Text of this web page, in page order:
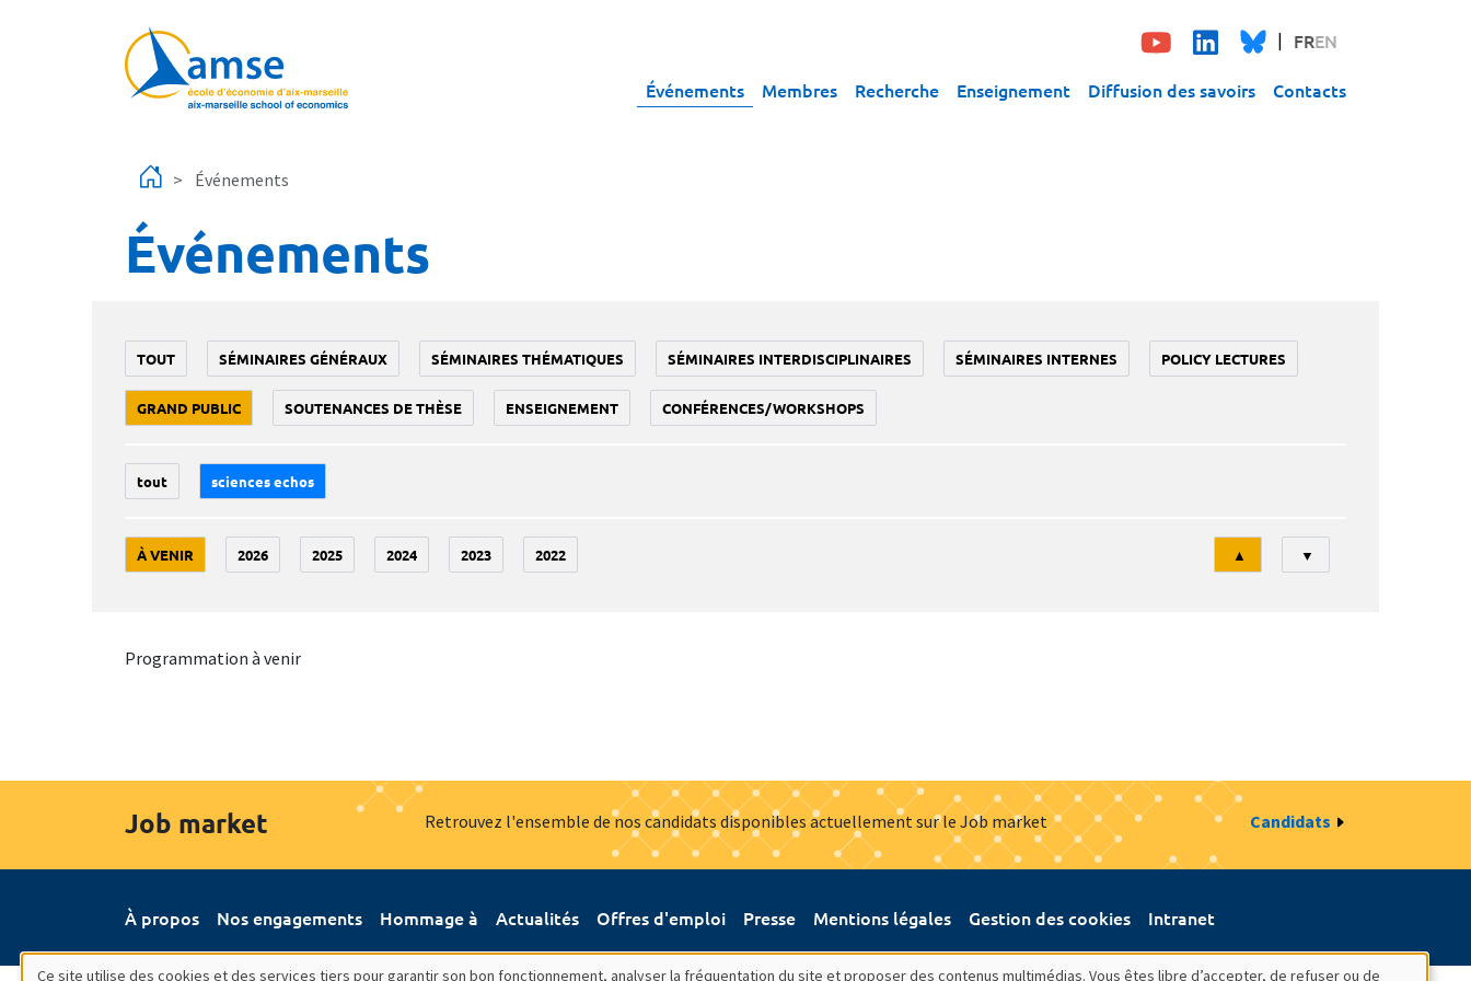
FREN
Événements Membres Recherche Enseignement Diffusion des savoirs Contacts
Événements
Événements
TOUT SÉMINAIRES GÉNÉRAUX SÉMINAIRES THÉMATIQUES SÉMINAIRES INTERDISCIPLINAIRES SÉMINAIRES INTERNES POLICY LECTURES
GRAND PUBLIC SOUTENANCES DE THÈSE ENSEIGNEMENT CONFÉRENCES/WORKSHOPS
tout sciences echos
À VENIR 2026 2025 2024 2023 2022
Tri
▲ ▼
Programmation à venir
Job market Retrouvez l'ensemble de nos candidats disponibles actuellement sur le Job market Candidats
À propos Nos engagements Hommage à Actualités Offres d'emploi Presse Mentions légales Gestion des cookies Intranet
Ce site utilise des cookies et des services tiers pour garantir son bon fonctionnement, analyser la fréquentation du site et proposer des contenus multimédias. Vous êtes libre d’accepter, de refuser ou de